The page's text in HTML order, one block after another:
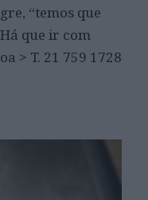
“temos que
que ir com
> T. 21 759 1728